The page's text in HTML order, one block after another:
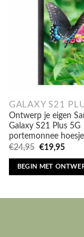
Ontwerp je eigen
Galaxy S21 Plus 5G
portemonnee hoesje
€24,95
prijs
was:
€19,95
prijs
is:
BEGIN MET